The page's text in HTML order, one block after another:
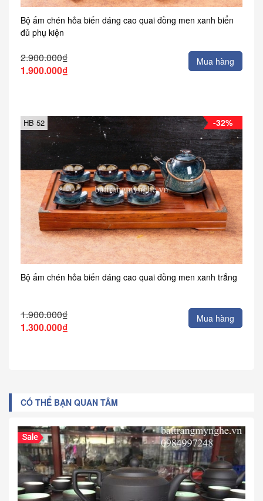
Bộ ấm chén hỏa biến dáng cao quai đồng men xanh biển
đủ phụ kiện
2.900.000₫
1.900.000₫
Mua hàng
-32%
HB 52
Bộ ấm chén hỏa biến dáng cao quai đồng men xanh trắng
1.900.000₫
1.300.000₫
Mua hàng
CÓ THỂ BẠN QUAN TÂM